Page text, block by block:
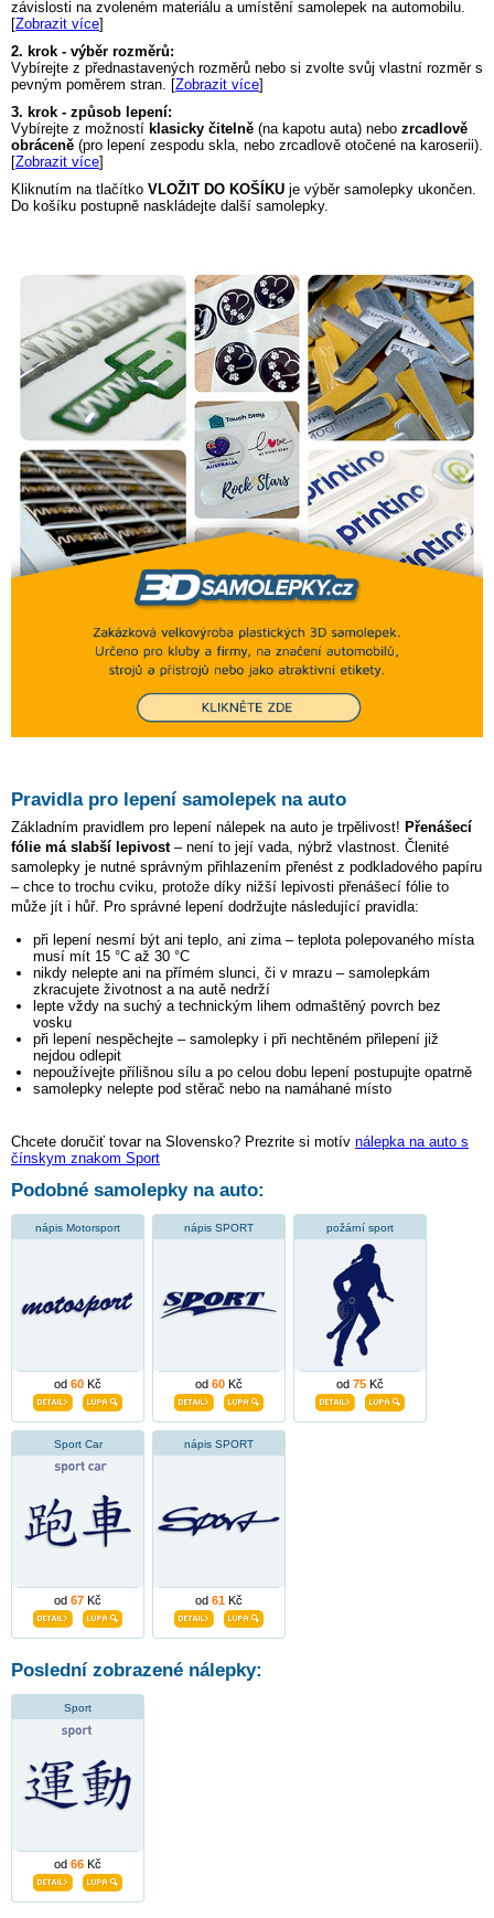
závislosti na zvoleném materiálu a umístění samolepek na automobilu.
[Zobrazit více]
2. krok - výběr rozměrů:
Vybírejte z přednastavených rozměrů nebo si zvolte svůj vlastní rozměr s
pevným poměrem stran. [Zobrazit více]
3. krok - způsob lepení:
Vybírejte z možností klasicky čitelně (na kapotu auta) nebo zrcadlově
obráceně (pro lepení zespodu skla, nebo zrcadlově otočené na karoserii).
[Zobrazit více]
Kliknutím na tlačítko VLOŽIT DO KOŠÍKU je výběr samolepky ukončen.
Do košíku postupně naskládejte další samolepky.
Pravidla pro lepení samolepek na auto
Základním pravidlem pro lepení nálepek na auto je trpělivost! Přenášecí
fólie má slabší lepivost– není to její vada, nýbrž vlastnost. Členité
samolepky je nutné správným přihlazením přenést z podkladového papíru
– chce to trochu cviku, protože díky nižší lepivosti přenášecí fólie to
může jít i hůř. Pro správné lepení dodržujte následující pravidla:
při lepení nesmí být ani teplo, ani zima – teplota polepovaného místa
musí mít 15 °C až 30 °C
nikdy nelepte ani na přímém slunci, či v mrazu – samolepkám
zkracujete životnost a na autě nedrží
lepte vždy na suchý a technickým lihem odmaštěný povrch bez
vosku
při lepení nespěchejte – samolepky i při nechtěném přilepení již
nejdou odlepit
nepoužívejte přílišnou sílu a po celou dobu lepení postupujte opatrně
samolepky nelepte pod stěrač nebo na namáhané místo
Chcete doručiť tovar na Slovensko? Prezrite si motív nálepka na auto s
čínskym znakom Sport
Podobné samolepky na auto:
nápis Motorsport
od 60 Kč
nápis SPORT
od 60 Kč
požární sport
od 75 Kč
Sport Car
od 67 Kč
nápis SPORT
od 61 Kč
Poslední zobrazené nálepky:
Sport
od 66 Kč